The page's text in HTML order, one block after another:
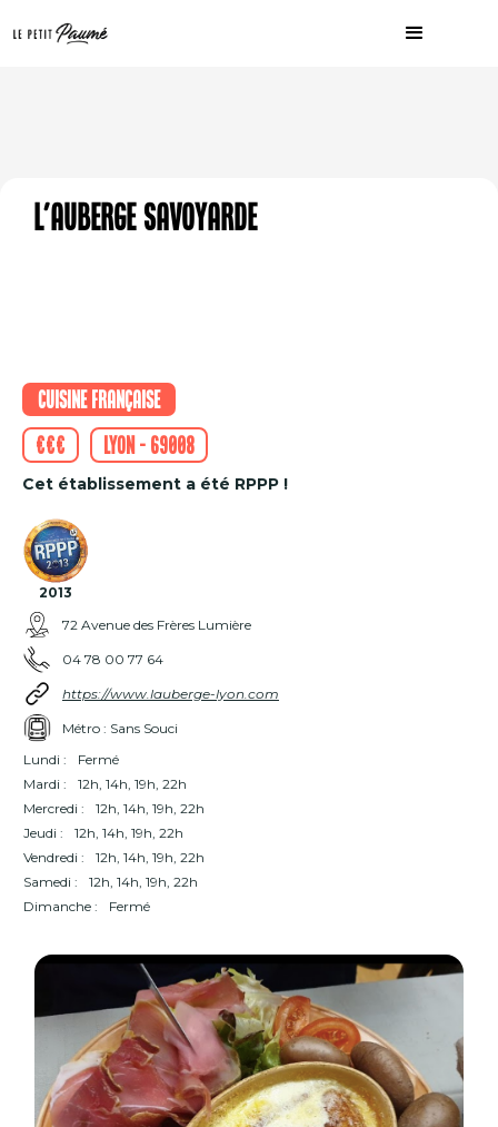
L'Auberge Savoyarde
Cuisine française
€€€
Lyon - 69008
Cet établissement a été RPPP !
2013
72 Avenue des Frères Lumière
04 78 00 77 64
https://www.lauberge-lyon.com
Métro : Sans Souci
Lundi :
Fermé
Mardi :
12h, 14h, 19h, 22h
Mercredi :
12h, 14h, 19h, 22h
Jeudi :
12h, 14h, 19h, 22h
Vendredi :
12h, 14h, 19h, 22h
Samedi :
12h, 14h, 19h, 22h
Dimanche :
Fermé